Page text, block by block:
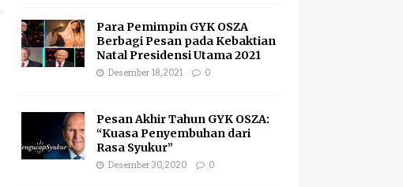
Para Pemimpin GYK OSZA
Berbagi Pesan pada Kebaktian
Natal Presidensi Utama 2021
Desember 18, 2021 0
Pesan Akhir Tahun GYK OSZA:
“Kuasa Penyembuhan dari
Rasa Syukur”
Desember 30, 2020 0